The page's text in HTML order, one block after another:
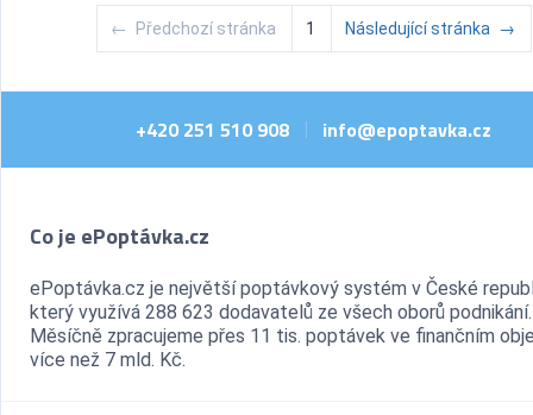
← Předchozí stránka 1 Následující stránka →
+420 251 510 908 | info@epoptavka.cz
Co je ePoptávka.cz
ePoptávka.cz je největší poptávkový systém v České
který využívá 288 623 dodavatelů ze všech oborů podnikání.
Měsíčně zpracujeme přes 11 tis. poptávek ve finančním
více než 7 mld. Kč.